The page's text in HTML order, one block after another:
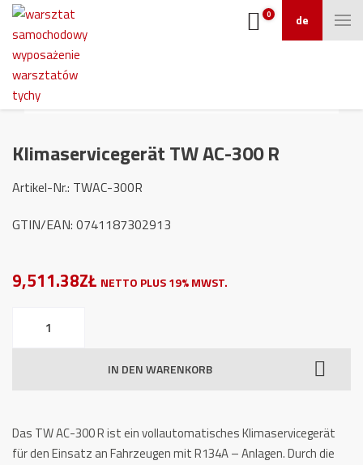
de
0
Klimaservicegerät TW AC-300 R
Artikel-Nr.: TWAC-300R
GTIN/EAN: 0741187302913
9,511.38ZŁ NETTO PLUS 19% MWST.
IN DEN WARENKORB
Das TW AC-300 R ist ein vollautomatisches Klimaservicegerät
für den Einsatz an Fahrzeugen mit R134A – Anlagen. Durch die